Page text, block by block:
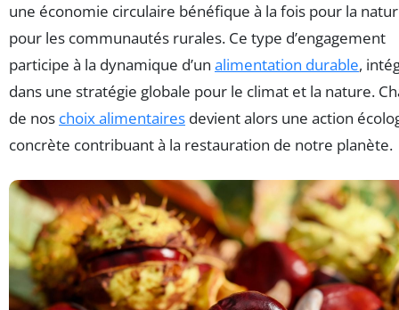
une économie circulaire bénéfique à la fois pour la
pour les communautés rurales. Ce type d’engagement
participe à la dynamique d’un alimentation durable,
dans une stratégie globale pour le climat et la nature.
de nos choix alimentaires devient alors une action
concrète contribuant à la restauration de notre planète.